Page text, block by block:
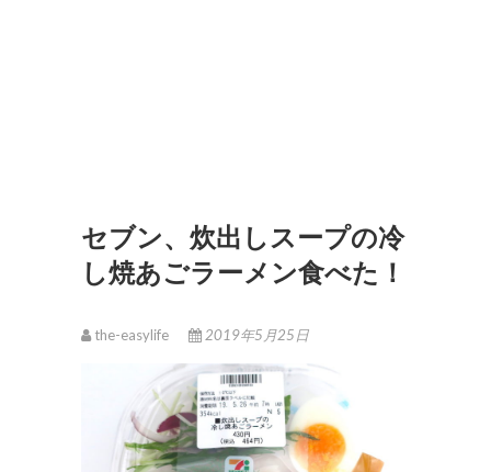
セブン、炊出しスープの冷
し焼あごラーメン食べた！
the-easylife 2019年5月25日